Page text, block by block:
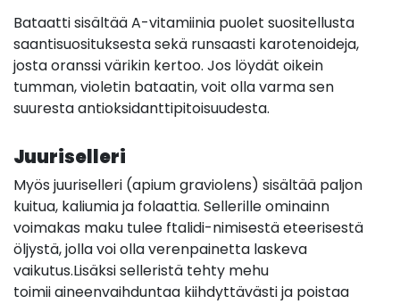
Bataatti sisältää A-vitamiinia puolet suositellusta
saantisuosituksesta sekä runsaasti karotenoideja,
josta oranssi värikin kertoo. Jos löydät oikein
tumman, violetin bataatin, voit olla varma sen
suuresta antioksidanttipitoisuudesta.
Juuriselleri
Myös juuriselleri (apium graviolens) sisältää paljon
kuitua, kaliumia ja folaattia. Sellerille ominainn
voimakas maku tulee ftalidi-nimisestä eteerisestä
öljystä, jolla voi olla verenpainetta laskeva
vaikutus.Lisäksi selleristä tehty mehu
toimii aineenvaihduntaa kiihdyttävästi ja poistaa